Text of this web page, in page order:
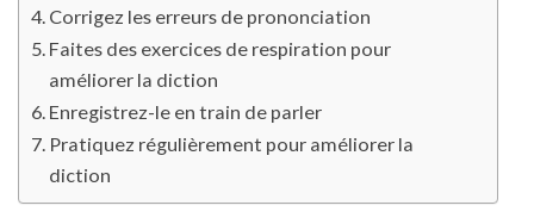
Corrigez les erreurs de prononciation
Faites des exercices de respiration pour
améliorer la diction
Enregistrez-le en train de parler
Pratiquez régulièrement pour améliorer la
diction